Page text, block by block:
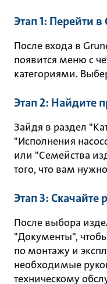
Этап 1: Перейти
После входа в
появится меню с
категориями.
Этап 2: Найдите
Зайдя в раздел
"Исполнения
или "Семейства
того, что вам
Этап 3: Скачайте
После выбора
"Документы",
по монтажу и
необходимые
техническому